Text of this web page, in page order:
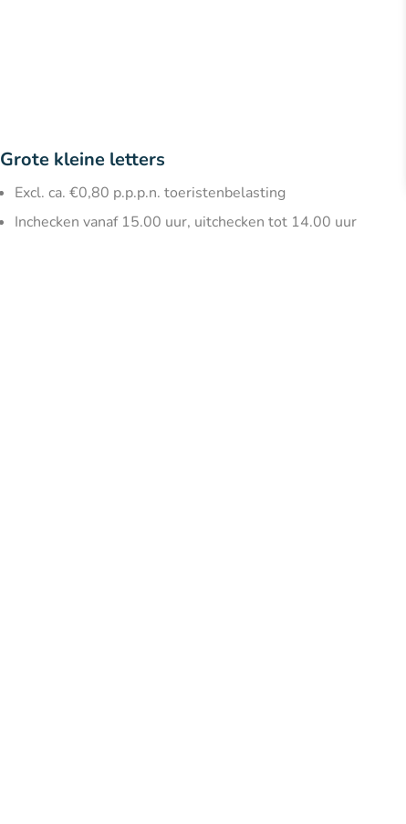
Grote kleine letters
Excl. ca. €0,80 p.p.p.n. toeristenbelasting
Inchecken vanaf 15.00 uur, uitchecken tot 14.00 uur